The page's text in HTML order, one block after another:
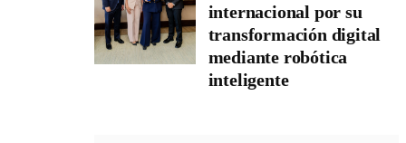
internacional por su
transformación digital
mediante robótica
inteligente